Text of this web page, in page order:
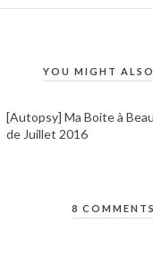
YOU MIGHT
[Autopsy] Ma Boite à
de Juillet 2016
8 COMMENTS